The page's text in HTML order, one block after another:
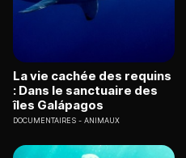
La vie cachée des requins
: Dans le sanctuaire des
îles Galápagos
DOCUMENTAIRES ANIMAUX